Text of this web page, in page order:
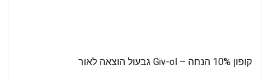
קופון 10% הנחה – Giv-ol גבעול הוצאה לאור